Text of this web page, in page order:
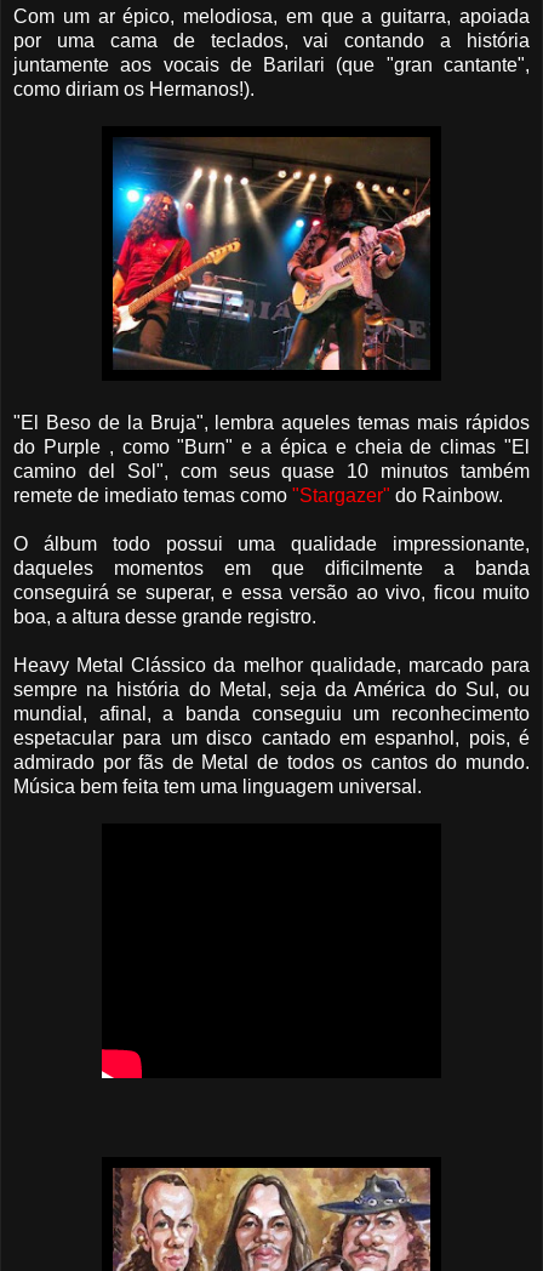
Com um ar épico, melodiosa, em que a guitarra, apoiada
por uma cama de teclados, vai contando a história
juntamente aos vocais de Barilari (que "gran cantante",
como diriam os Hermanos!).
"El Beso de la Bruja", lembra aqueles temas mais rápidos
do Purple , como "Burn" e a épica e cheia de climas "El
camino del Sol", com seus quase 10 minutos também
remete de imediato temas como "Stargazer" do Rainbow.
O álbum todo possui uma qualidade impressionante,
daqueles momentos em que dificilmente a banda
conseguirá se superar, e essa versão ao vivo, ficou muito
boa, a altura desse grande registro.
Heavy Metal Clássico da melhor qualidade, marcado para
sempre na história do Metal, seja da América do Sul, ou
mundial, afinal, a banda conseguiu um reconhecimento
espetacular para um disco cantado em espanhol, pois, é
admirado por fãs de Metal de todos os cantos do mundo.
Música bem feita tem uma linguagem universal.